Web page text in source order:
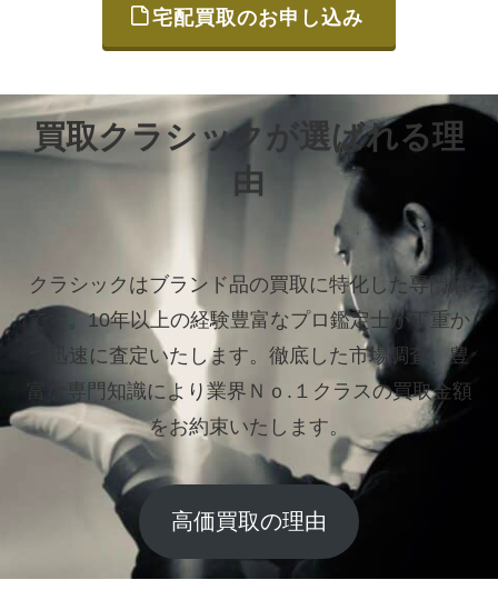
宅配買取のお申し込み
買取クラシックが選ばれる理
由
クラシックはブランド品の買取に特化した専門店
です。10年以上の経験豊富なプロ鑑定士が丁重か
つ迅速に査定いたします。 徹底した市場調査、豊
富な専門知識により業界Ｎｏ.１クラスの買取金額
をお約束いたします。
高価買取の理由